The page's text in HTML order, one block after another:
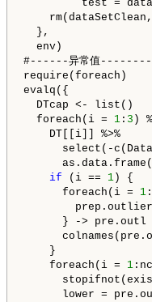
test =
},
env)
#------异常值
require(foreach)
evalq({
DTcap <- list()
foreach(i = 1 : 3 ) %
DT[[i]] %>%
select(-c(Data,
if (i == 1 ) {
foreach(i = 1
prep.outlier(x[
} -> pre.outl
}
foreach(i = 1
lower =